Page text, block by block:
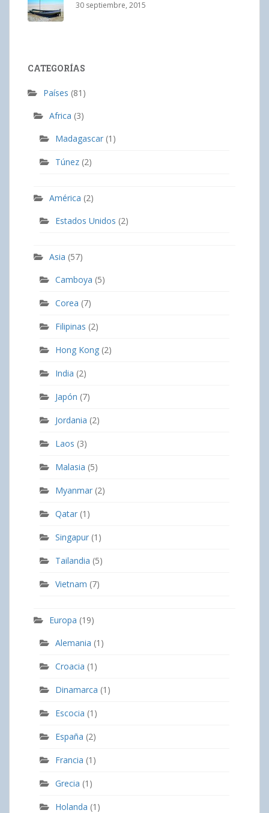
30 septiembre, 2015
CATEGORÍAS
Países (81)
Africa (3)
Madagascar (1)
Túnez (2)
América (2)
Estados Unidos (2)
Asia (57)
Camboya (5)
Corea (7)
Filipinas (2)
Hong Kong (2)
India (2)
Japón (7)
Jordania (2)
Laos (3)
Malasia (5)
Myanmar (2)
Qatar (1)
Singapur (1)
Tailandia (5)
Vietnam (7)
Europa (19)
Alemania (1)
Croacia (1)
Dinamarca (1)
Escocia (1)
España (2)
Francia (1)
Grecia (1)
Holanda (1)